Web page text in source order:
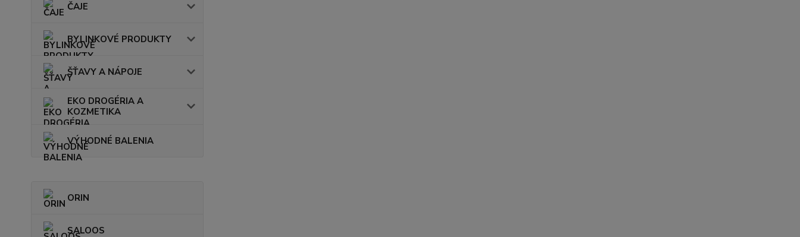
ČAJE
BYLINKOVÉ PRODUKTY
ŠŤAVY A NÁPOJE
EKO DROGÉRIA A
KOZMETIKA
VÝHODNÉ BALENIA
ORIN
SALOOS